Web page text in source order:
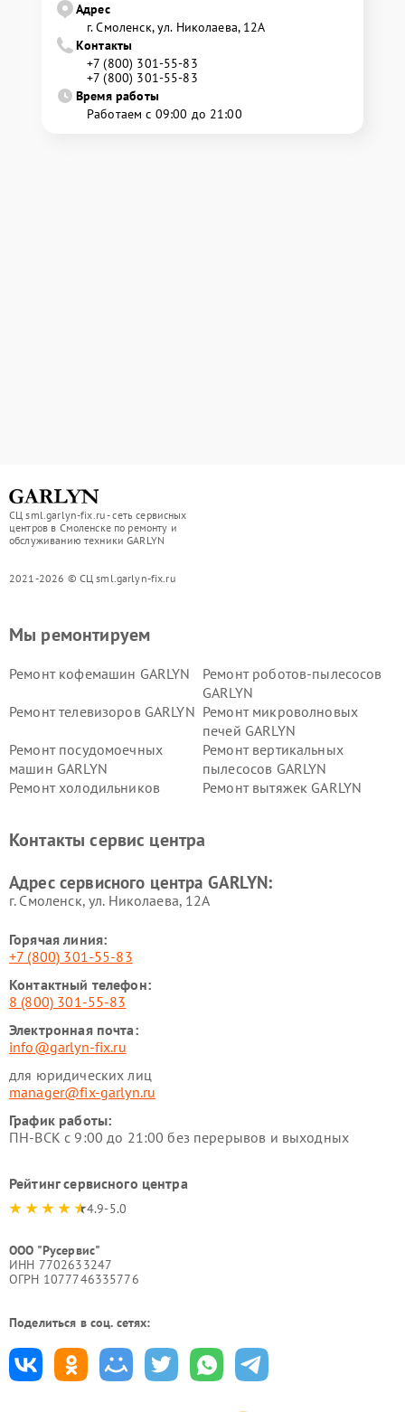
Адрес
г. Смоленск, ул. Николаева, 12А
Контакты
+7 (800) 301-55-83
+7 (800) 301-55-83
Время работы
Работаем с 09:00 до 21:00
СЦ sml.garlyn-fix.ru - сеть сервисных
центров в Смоленске по ремонту и
обслуживанию техники GARLYN
2021-2026 © СЦ sml.garlyn-fix.ru
Мы ремонтируем
Ремонт кофемашин GARLYN
Ремонт роботов-пылесосов
GARLYN
Ремонт телевизоров GARLYN Ремонт микроволновых
печей GARLYN
Ремонт посудомоечных
машин GARLYN
Ремонт вертикальных
пылесосов GARLYN
Ремонт холодильников
Ремонт вытяжек GARLYN
стеклоочистителей GARLYN
GARLYN
GARLYN
Контакты сервис центра
Адрес сервисного центра GARLYN:
г. Смоленск, ул. Николаева, 12А
Горячая линия:
+7 (800) 301-55-83
Контактный телефон:
8 (800) 301-55-83
Электронная почта:
info@garlyn-fix.ru
для юридических лиц
manager@fix-garlyn.ru
График работы:
ПН-ВСК с 9:00 до 21:00 без перерывов и выходных
Рейтинг сервисного центра
4.9-5.0
ООО "Русервис"
ИНН 7702633247
ОГРН 1077746335776
Поделиться в соц. сетях: